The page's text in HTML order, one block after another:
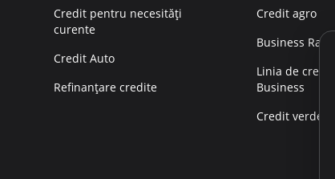
Credit pentru necesități
curente
Credit Auto
Refinanțare credite
Credit agro
Business Rapid
Linia de credit
Business
Credit verde